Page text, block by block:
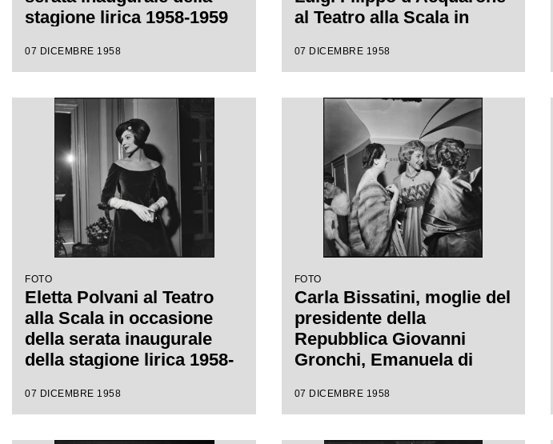
stagione lirica 1958-1959
Giacomo Puccini, diretta
regia di Margherita
Wallmann
07 DICEMBRE 1958
al Teatro alla Scala in
inaugurale della stagione
l'opera "Turandot", di
Giacomo Puccini, diretta
da Antonino Votto con la
regia di Margherita
Wallmann
07 DICEMBRE 1958
FOTO
Eletta Polvani al Teatro
alla Scala in occasione
della serata inaugurale
della stagione lirica 1958-
"Turandot", di Giacomo
07 DICEMBRE 1958
FOTO
Carla Bissatini, moglie del
presidente della
Repubblica Giovanni
Gronchi, Emanuela di
Wally Toscanini al Teatro
07 DICEMBRE 1958